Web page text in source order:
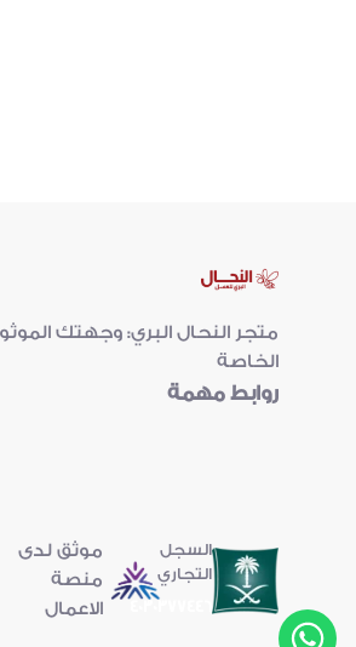
متجر النحال البري: وجهتك
الخاصة
روابط مهمة
السجل
التجاري
موثق لدى
منصة
الاعمال